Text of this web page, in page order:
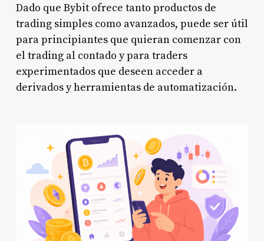
Dado que Bybit ofrece tanto productos de
trading simples como avanzados, puede ser útil
para principiantes que quieran comenzar con
el trading al contado y para traders
experimentados que deseen acceder a
derivados y herramientas de automatización.